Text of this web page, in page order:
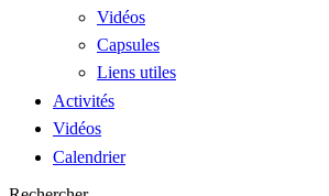
Vidéos
Capsules
Liens utiles
Activités
Vidéos
Calendrier